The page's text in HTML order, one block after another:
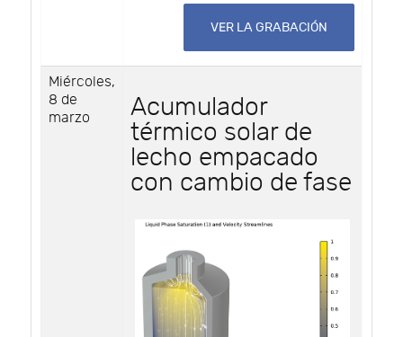
VER LA GRABACIÓN
Miércoles,
8 de
marzo
Acumulador
térmico solar de
lecho empacado
con cambio de fase